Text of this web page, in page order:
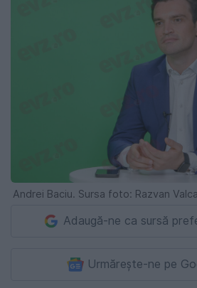
Andrei Baciu. Sursa foto: Razvan
Adaugă-ne ca sursă
Urmărește-ne pe